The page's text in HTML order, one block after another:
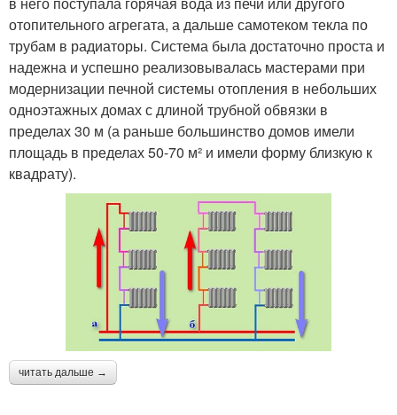
Радиаторы к
отопительной системе
Отопления при
однотрубной системе
Однотрубная схема Отопительные системы
Отопления к
однотрубной системе
отопительного агрегата, а дальше самотеком текла по
трубам в радиаторы. Система была достаточно проста и
надежна и успешно реализовывалась мастерами при
модернизации печной системы отопления в небольших
одноэтажных домах с длиной трубной обвязки в
пределах 30 м (а раньше большинство домов имели
площадь в пределах 50-70 м² и имели форму близкую к
квадрату).
читать дальше →